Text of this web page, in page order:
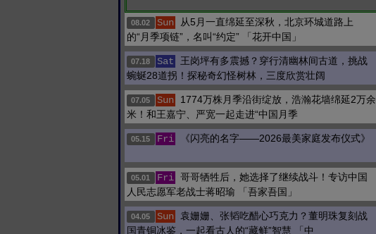
08.02 Sun
从5月一直绵延至深秋，北京环城道路上
的“月季项链”，名叫“约定” 「花开中国」
07.18 Sat
王岗坪有多震撼？穿行清幽林间古道，挑战
蜿蜒28道拐！探秘奇幻怪树林，三度欣赏壮阔
07.05 Sun
1774万株月季沿街绽放，浩瀚花墙绵延2万余
米！和王嘉宁、严宽一起走进“中国月季
05.15 Fri 《闪亮的名字——2026最美家庭发布仪式》
05.01 Fri 哥哥牺牲后，她选择了继续战斗！专访中国
人民志愿军老战士蒋昭瑜 「吾家吾国」
04.05 Sun
袁姗姗、张韬吃醋心巧克力？董明珠复刻战
国青铜冰鉴，一起看古人的“藏鲜”智慧 「中